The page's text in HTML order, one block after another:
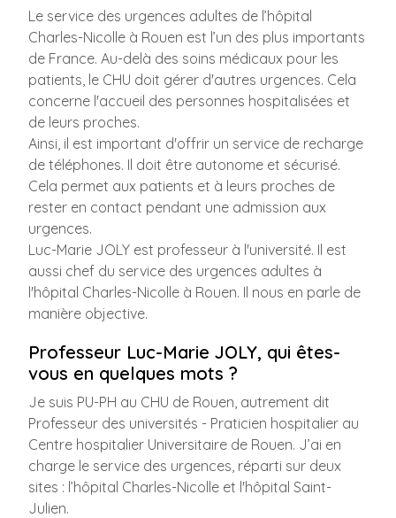
Le service des urgences adultes de l’hôpital
Charles-Nicolle à Rouen est l’un des plus importants
de France. Au-delà des soins médicaux pour les
patients, le CHU doit gérer d'autres urgences. Cela
concerne l'accueil des personnes hospitalisées et
de leurs proches.
Ainsi, il est important d'offrir un service de recharge
de téléphones. Il doit être autonome et sécurisé.
Cela permet aux patients et à leurs proches de
rester en contact pendant une admission aux
urgences.
Luc-Marie JOLY est professeur à l'université. Il est
aussi chef du service des urgences adultes à
l'hôpital Charles-Nicolle à Rouen. Il nous en parle de
manière objective.
Professeur Luc-Marie JOLY, qui êtes-
vous en quelques mots ?
Je suis PU-PH au CHU de Rouen, autrement dit
Professeur des universités - Praticien hospitalier au
Centre hospitalier Universitaire de Rouen. J’ai en
charge le service des urgences, réparti sur deux
sites : l’hôpital Charles-Nicolle et l'hôpital Saint-
Julien.